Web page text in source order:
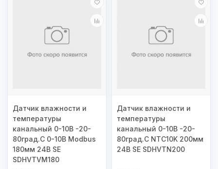
Датчик влажности и
температуры
канальный 0-10В -20-
80град.C 0-10В Modbus
180мм 24В SE
SDHVTVM180
Датчик влажности и
температуры
канальный 0-10В -20-
80град.С NTC10K 200мм
24В SE SDHVTN200